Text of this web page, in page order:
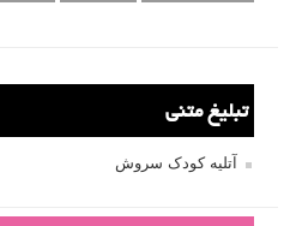
تبلیغ متنی
آتلیه کودک سروش